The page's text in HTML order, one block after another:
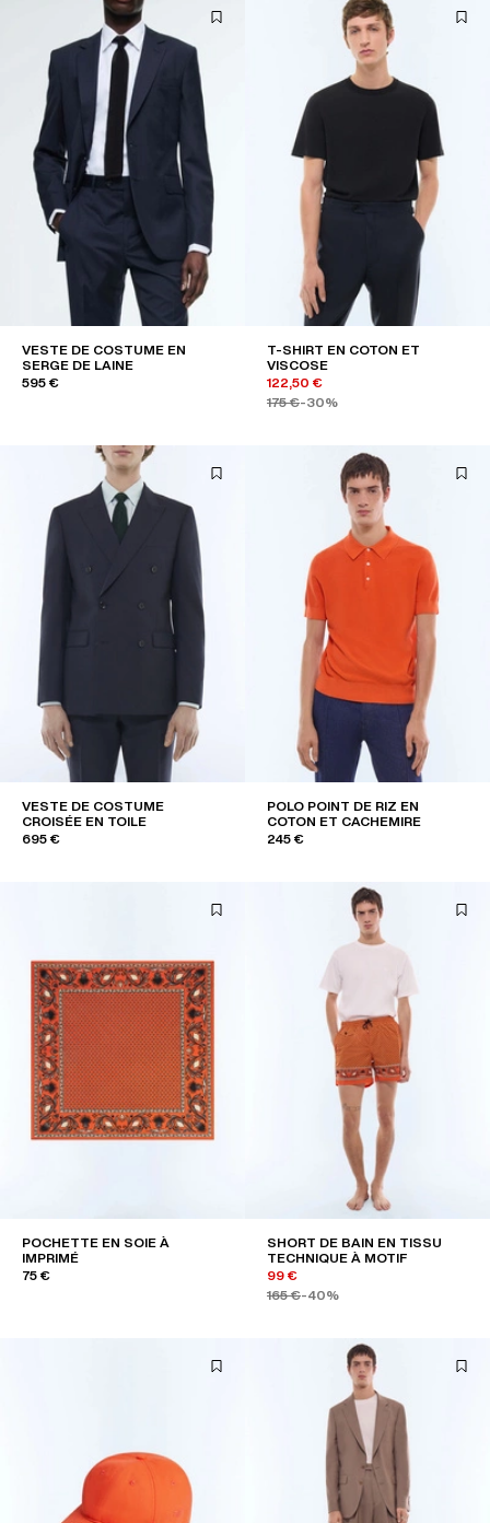
VESTE DE COSTUME EN
SERGE DE LAINE
595 €
T-SHIRT EN COTON ET
VISCOSE
122,50 €
175 €-30%
VESTE DE COSTUME
CROISÉE EN TOILE
695 €
POLO POINT DE RIZ EN
COTON ET CACHEMIRE
245 €
POCHETTE EN SOIE À
IMPRIMÉ
75 €
SHORT DE BAIN EN TISSU
TECHNIQUE À MOTIF
99 €
165 €-40%